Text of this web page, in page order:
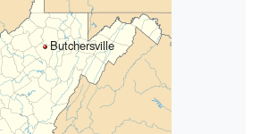
Butchersville